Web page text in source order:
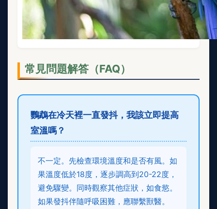
常見問題解答（FAQ）
鸚鵡在冷天裡一直發抖，我該立即提高
室溫嗎？
不一定。先檢查環境溫度和是否有風。如
果溫度低於18度，逐步調高到20-22度，
避免驟變。同時觀察其他症狀，如食慾。
如果發抖伴隨呼吸困難，應聯繫獸醫。